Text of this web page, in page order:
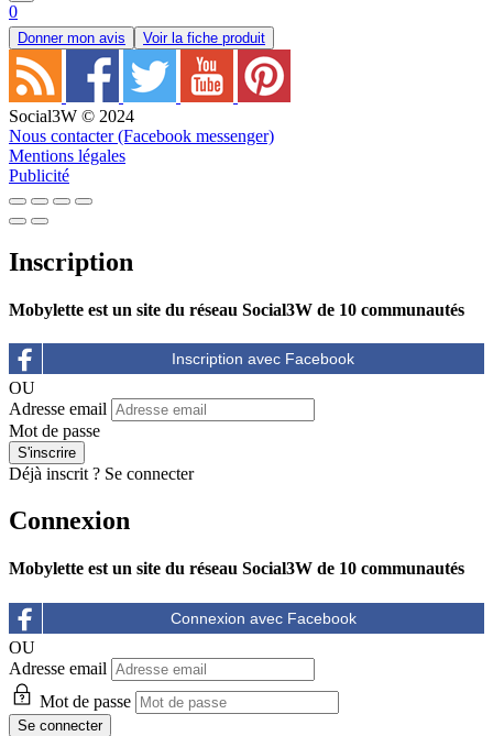
0
Donner mon avis Voir la fiche produit
Social3W © 2024
Nous contacter (Facebook messenger)
Mentions légales
Publicité
Inscription
Mobylette est un site du réseau Social3W de 10 communautés
OU
Adresse email
Mot de passe
Déjà inscrit ? Se connecter
Connexion
Mobylette est un site du réseau Social3W de 10 communautés
OU
Adresse email
Mot de passe